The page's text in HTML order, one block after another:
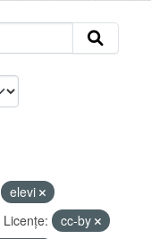
elevi
Licenţe:
cc-by